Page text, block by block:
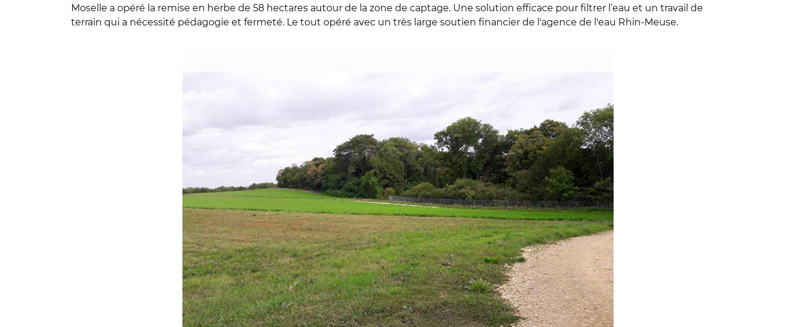
Moselle a opéré la remise en herbe de 58 hectares autour de la zone de captage. Une solution efficace pour filtrer l’eau et un travail de
terrain qui a nécessité pédagogie et fermeté. Le tout opéré avec un très large soutien financier de l'agence de l'eau Rhin-Meuse.